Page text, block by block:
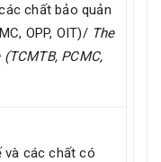
chất bảo quản
OPP, OIT)/ The
PCMC,
và các chất có